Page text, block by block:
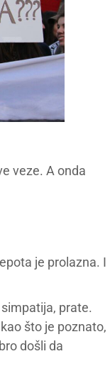
veze. A onda
je prolazna. I
prate.
što je poznato,
došli da